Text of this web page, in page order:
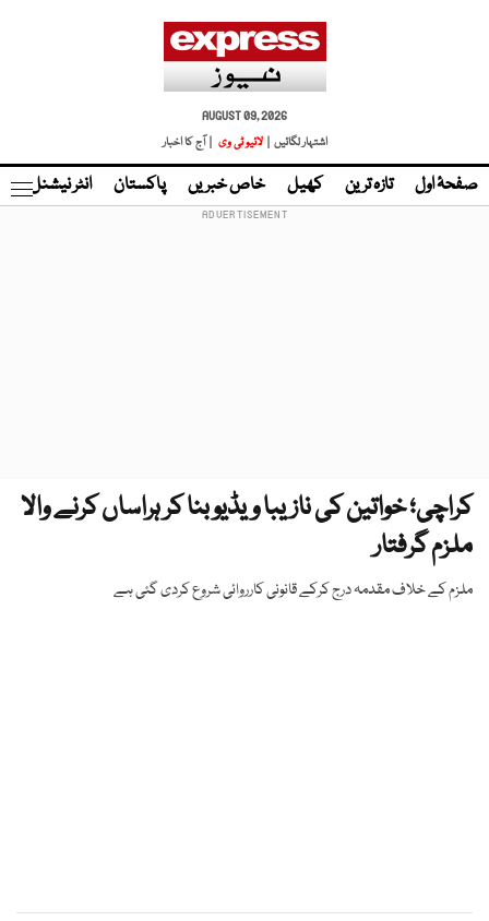
AUGUST 09, 2026
اشتہار لگائیں |
لائیو ٹی وی | آج کا اخبار
صفحۂ اول تازہ ترین کھیل خاص خبریں پاکستان انٹر نیشنل
کراچی؛ خواتین کی نازیبا ویڈیو بنا کر ہراساں کرنے والا
ملزم گرفتار
ملزم کے خلاف مقدمہ درج کرکے قانونی کارروائی شروع کردی گئی ہے